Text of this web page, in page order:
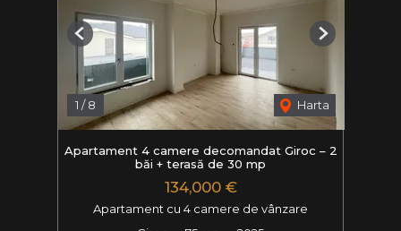
1 /8 Harta
Previous Next
Apartament 4 camere decomandat Giroc – 2
băi + terasă de 30 mp
134,000 €
Apartament cu 4 camere de vânzare